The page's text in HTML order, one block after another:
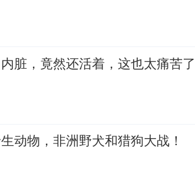
脏，竟然还活着，这也太痛苦了
动物，非洲野犬和猎狗大战！